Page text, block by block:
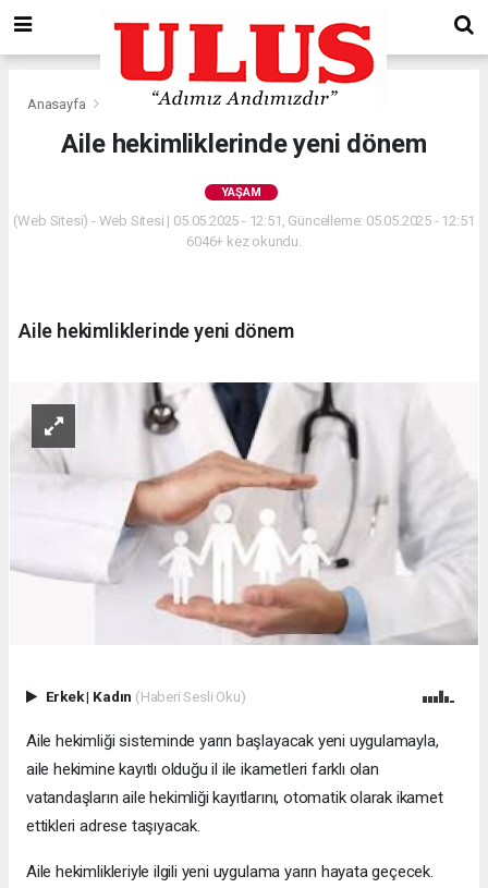
Anasayfa
Aile hekimliklerinde yeni dönem
YAŞAM
(Web Sitesi) - Web Sitesi | 05.05.2025 - 12:51, Güncelleme: 05.05.2025 - 12:51
6046+ kez okundu.
Aile hekimliklerinde yeni dönem
Erkek| Kadın (Haberi Sesli Oku)
Aile hekimliği sisteminde yarın başlayacak yeni uygulamayla,
aile hekimine kayıtlı olduğu il ile ikametleri farklı olan
vatandaşların aile hekimliği kayıtlarını, otomatik olarak ikamet
ettikleri adrese taşıyacak.
Aile hekimlikleriyle ilgili yeni uygulama yarın hayata geçecek.